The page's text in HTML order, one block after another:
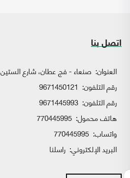
اتصل بنا
العنوان: صنعاء - فج عطان، شارع الستين
رقم التلفون: 9671450121
رقم التلفون: 9671445993
هاتف محمول: 770445995
واتساب:
البريد الإلكتروني: راسلنا